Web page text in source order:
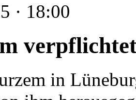
· 18:00
in